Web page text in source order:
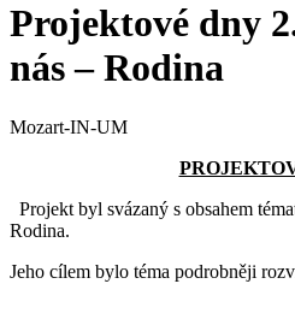
Projektové dny
nás – Rodina
Mozart-IN-UM
Projekt byl svázaný s obsahem
Rodina.
Jeho cílem bylo téma podrobněji